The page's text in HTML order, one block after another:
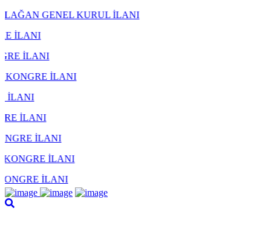
KURUL İLANI